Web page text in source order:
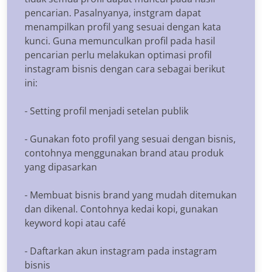
pencarian. Pasalnyanya, instgram dapat
menampilkan profil yang sesuai dengan kata
kunci. Guna memunculkan profil pada hasil
pencarian perlu melakukan optimasi profil
instagram bisnis dengan cara sebagai berikut
ini:
- Setting profil menjadi setelan publik
- Gunakan foto profil yang sesuai dengan bisnis,
contohnya menggunakan brand atau produk
yang dipasarkan
- Membuat bisnis brand yang mudah ditemukan
dan dikenal. Contohnya kedai kopi, gunakan
keyword kopi atau café
- Daftarkan akun instagram pada instagram
bisnis